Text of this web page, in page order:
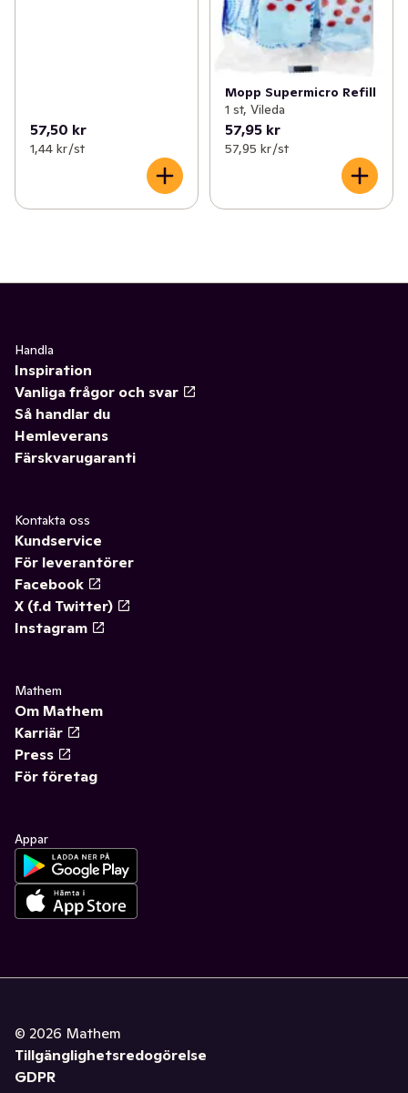
57,50 kr
1,44 kr /st
Mopp Supermicro Refill
1 st, Vileda
57,95 kr
57,95 kr /st
Handla
Inspiration
Vanliga frågor och svar
Så handlar du
Hemleverans
Färskvarugaranti
Kontakta oss
Kundservice
För leverantörer
Facebook
X (f.d Twitter)
Instagram
Mathem
Om Mathem
Karriär
Press
För företag
Appar
© 2026 Mathem
Tillgänglighetsredogörelse
GDPR